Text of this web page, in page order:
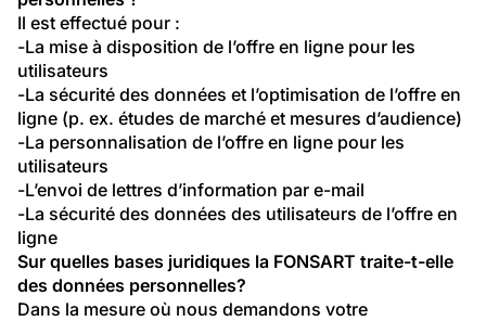
Il est effectué pour :
-La mise à disposition de l’offre en ligne pour les
utilisateurs
-La sécurité des données et l’optimisation de l’offre en
ligne (p. ex. études de marché et mesures d’audience)
-La personnalisation de l’offre en ligne pour les
utilisateurs
-L’envoi de lettres d’information par e-mail
-La sécurité des données des utilisateurs de l’offre en
ligne
Sur quelles bases juridiques la FONSART traite-t-elle
des données personnelles?
Dans la mesure où nous demandons votre